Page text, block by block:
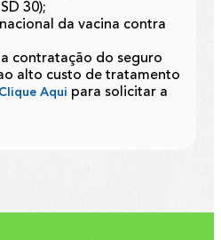
30);
da vacina contra
contratação do seguro
alto custo de tratamento
Clique Aqui para solicitar a